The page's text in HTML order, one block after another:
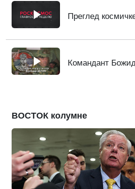
Преглед
Командант
ВОСТОК колумне